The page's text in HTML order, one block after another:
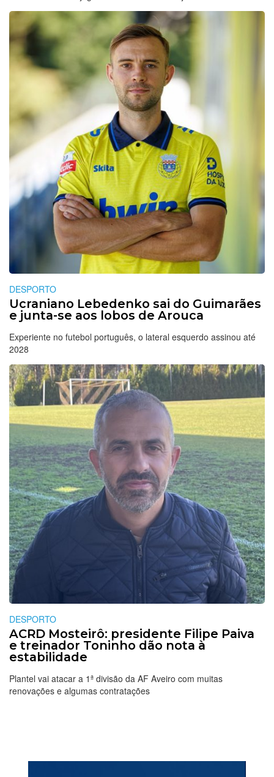
DESPORTO
Ucraniano Lebedenko sai do Guimarães
e junta-se aos lobos de Arouca
Experiente no futebol português, o lateral esquerdo assinou até
2028
DESPORTO
ACRD Mosteirô: presidente Filipe Paiva
e treinador Toninho dão nota à
estabilidade
Plantel vai atacar a 1ª divisão da AF Aveiro com muitas
renovações e algumas contratações